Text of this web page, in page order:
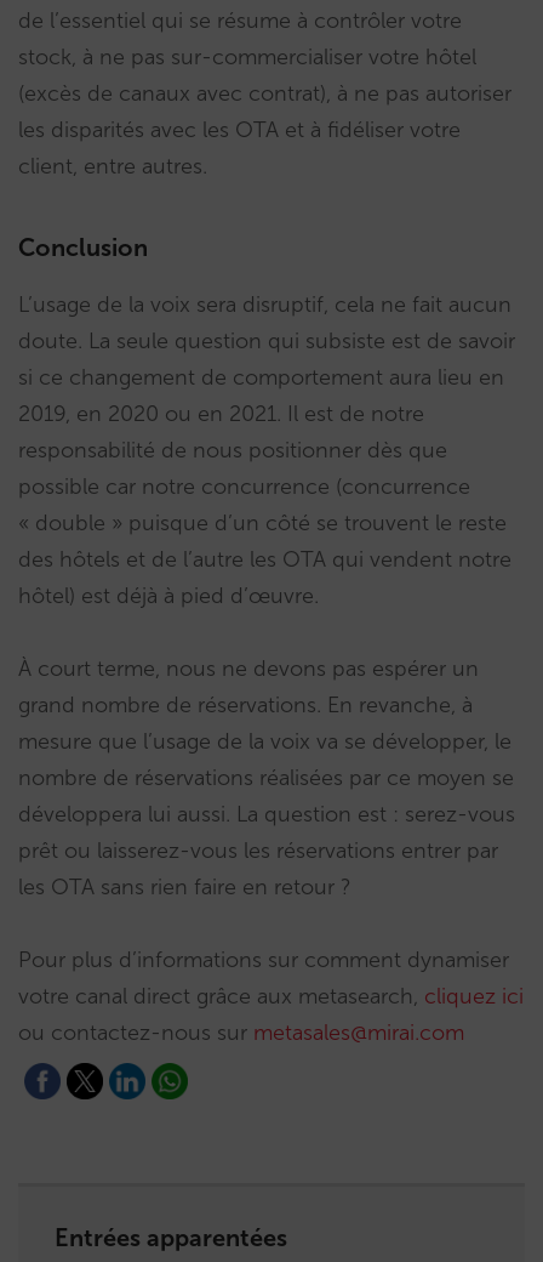
de l’essentiel qui se résume à contrôler votre
stock, à ne pas sur-commercialiser votre hôtel
(excès de canaux avec contrat), à ne pas autoriser
les disparités avec les OTA et à fidéliser votre
client, entre autres.
Conclusion
L’usage de la voix sera disruptif, cela ne fait aucun
doute. La seule question qui subsiste est de savoir
si ce changement de comportement aura lieu en
2019, en 2020 ou en 2021. Il est de notre
responsabilité de nous positionner dès que
possible car notre concurrence (concurrence
« double » puisque d’un côté se trouvent le reste
des hôtels et de l’autre les OTA qui vendent notre
hôtel) est déjà à pied d’œuvre.
À court terme, nous ne devons pas espérer un
grand nombre de réservations. En revanche, à
mesure que l’usage de la voix va se développer, le
nombre de réservations réalisées par ce moyen se
développera lui aussi. La question est : serez-vous
prêt ou laisserez-vous les réservations entrer par
les OTA sans rien faire en retour ?
Pour plus d’informations sur comment dynamiser
votre canal direct grâce aux metasearch, cliquez ici
ou contactez-nous sur metasales@mirai.com
Entrées apparentées